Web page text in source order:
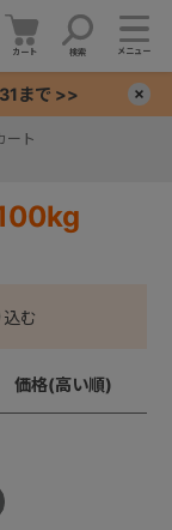
カート 検索 メニュー
まで >>
ート
む
価格(高い順)